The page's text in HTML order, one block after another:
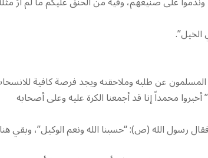
عن طلبه وملاحقته ويجد فرصة كافية
محمداً إنا قد أجمعنا الكرة عليه وعلى أصحابه
رسول الله (ص): “حسبنا الله ونعم الوكيل”، وبقي